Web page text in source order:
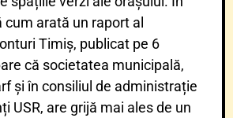
cum arată un raport al
Timiș, publicat pe 6
că societatea municipală,
și în consiliul de administrație
USR, are grijă mai ales de un